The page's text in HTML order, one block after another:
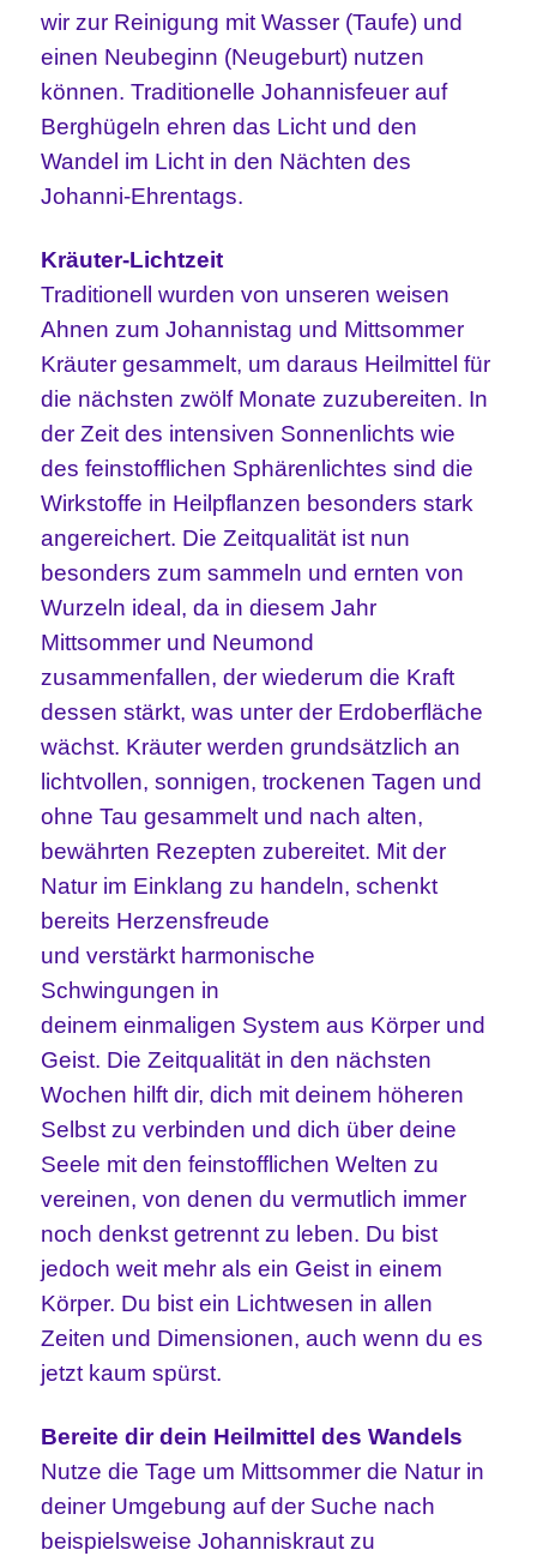
wir zur Reinigung mit Wasser (Taufe) und
einen Neubeginn (Neugeburt) nutzen
können. Traditionelle Johannisfeuer auf
Berghügeln ehren das Licht und den
Wandel im Licht in den Nächten des
Johanni-Ehrentags.
Kräuter-Lichtzeit
Traditionell wurden von unseren weisen
Ahnen zum Johannistag und Mittsommer
Kräuter gesammelt, um daraus Heilmittel für
die nächsten zwölf Monate zuzubereiten. In
der Zeit des intensiven Sonnenlichts wie
des feinstofflichen Sphärenlichtes sind die
Wirkstoffe in Heilpflanzen besonders stark
angereichert. Die Zeitqualität ist nun
besonders zum sammeln und ernten von
Wurzeln ideal, da in diesem Jahr
Mittsommer und Neumond
zusammenfallen, der wiederum die Kraft
dessen stärkt, was unter der Erdoberfläche
wächst. Kräuter werden grundsätzlich an
lichtvollen,sonnigen,trockenen Tagen und
ohne Tau gesammelt und nach alten,
bewährten Rezepten zubereitet. Mit der
Natur im Einklang zu handeln,schenkt
bereits Herzensfreude
undverstärkt harmonische
Schwingungen in
deinemeinmaligen System aus Körper und
Geist. Die Zeitqualität in den nächsten
Wochen hilft dir,dich mit deinem höheren
Selbst zu verbinden unddich über deine
Seele mit den feinstofflichen Welten zu
vereinen, von denen du vermutlich immer
noch denkst getrennt zu leben. Du bist
jedoch weit mehr als ein Geist in einem
Körper. Du bist ein Lichtwesen in allen
Zeiten und Dimensionen, auch wenn du es
jetzt kaum spürst.
Bereite dir dein Heilmittel des Wandels
Nutze die Tage um Mittsommerdie Natur in
deiner Umgebung auf der Suche nach
beispielsweise Johanniskrautzu